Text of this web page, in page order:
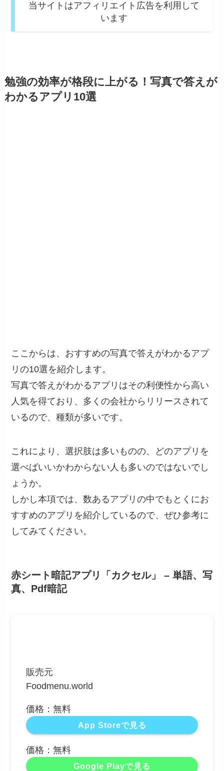
当サイトはアフィリエイト広告を利用して
います
勉強の効率が格段に上がる！写真で答えが
わかるアプリ10選
ここからは、おすすめの写真で答えがわかるアプ
リの10選を紹介します。
写真で答えがわかるアプリはその利便性から高い
人気を得ており、多くの会社からリリースされて
いるので、種類が多いです。
これにより、選択肢は多いものの、どのアプリを
選べばいいかわからない人も多いのではないでし
ょうか。
しかし本項では、数あるアプリの中でもとくにお
すすめのアプリを紹介しているので、ぜひ参考に
してみてください。
赤シート暗記アプリ「カクセル」 – 単語、写
真、Pdf暗記
販売元
Foodmenu.world
価格：無料
App Storeで見る
価格：無料
Google Playで見る